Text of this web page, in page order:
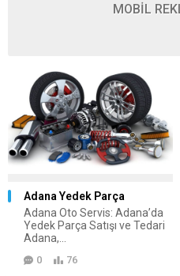
MOBİL
Adana Yedek Parça
Adana Oto Servis: Adana’da
Yedek Parça Satışı ve Tedari
Adana,...
0 76